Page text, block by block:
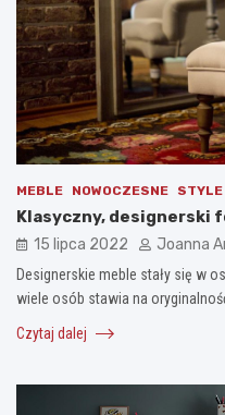
MEBLE NOWOCZESNE
Klasyczny, designerski
15 lipca 2022 Joanna
Designerskie meble stały się w
wiele osób stawia na
Czytaj dalej